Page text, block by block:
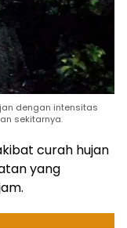
dengan intensitas
sekitarnya.
curah hujan
yang